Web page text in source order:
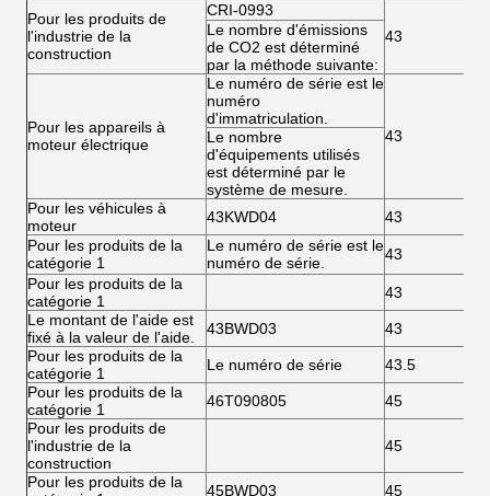
Pour les produits de
l'industrie de la
construction
CRI-0993
43
Le nombre d'émissions
de CO2 est déterminé
par la méthode suivante:
Pour les appareils à
moteur électrique
Le numéro de série est le
numéro
d'immatriculation.
43
Le nombre
d'équipements utilisés
est déterminé par le
système de mesure.
Pour les véhicules à
moteur
43KWD04
43
Pour les produits de la
catégorie 1
Le numéro de série est le
numéro de série.
43
Pour les produits de la
catégorie 1
43
Le montant de l'aide est
fixé à la valeur de l'aide.
43BWD03
43
Pour les produits de la
catégorie 1
Le numéro de série
43.5
Pour les produits de la
catégorie 1
46T090805
45
Pour les produits de
l'industrie de la
construction
45
Pour les produits de la
45BWD03
45